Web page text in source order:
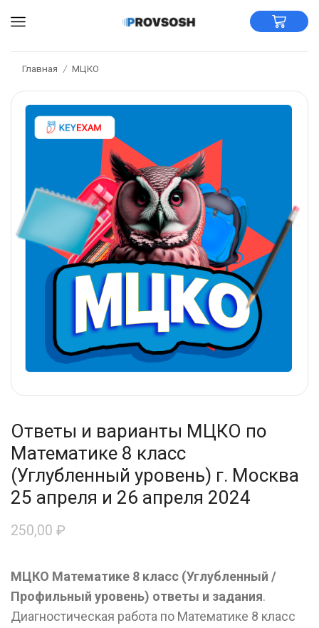
Главная / МЦКО
Ответы и варианты МЦКО по
Математике 8 класс
(Углубленный уровень) г. Москва
25 апреля и 26 апреля 2024
250,00 ₽
МЦКО Математике 8 класс (Углубленный /
Профильный уровень) ответы и задания.
Диагностическая работа по Математике 8 класс